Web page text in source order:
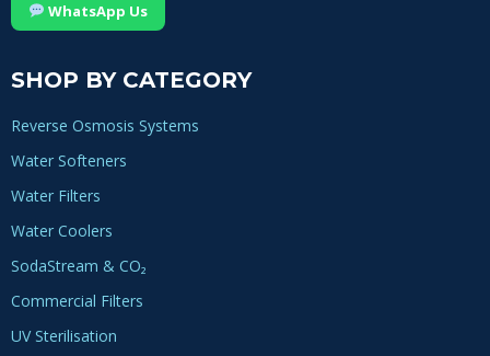
WhatsApp Us
SHOP BY CATEGORY
Reverse Osmosis Systems
Water Softeners
Water Filters
Water Coolers
SodaStream & CO₂
Commercial Filters
UV Sterilisation